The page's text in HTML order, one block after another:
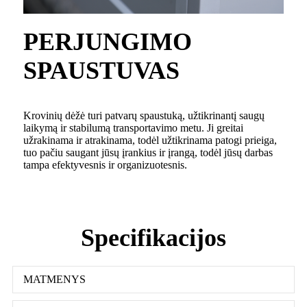
PERJUNGIMO
SPAUSTUVAS
Krovinių dėžė turi patvarų spaustuką, užtikrinantį saugų
laikymą ir stabilumą transportavimo metu. Ji greitai
užrakinama ir atrakinama, todėl užtikrinama patogi prieiga,
tuo pačiu saugant jūsų įrankius ir įrangą, todėl jūsų darbas
tampa efektyvesnis ir organizuotesnis.
Specifikacijos
MATMENYS